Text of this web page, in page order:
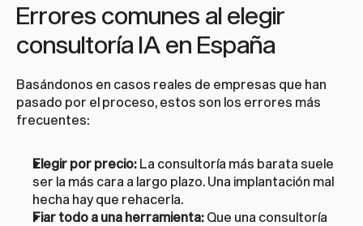
Errores comunes al elegir
consultoría IA en España
Basándonos en casos reales de empresas que han
pasado por el proceso, estos son los errores más
frecuentes:
Elegir por precio: La consultoría más barata suele
ser la más cara a largo plazo. Una implantación mal
hecha hay que rehacerla.
Fiar todo a una herramienta: Que una consultoría